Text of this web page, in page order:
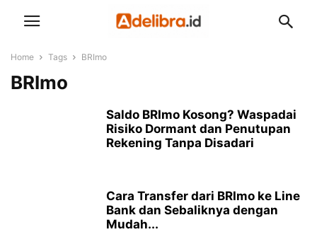
Home Tags BRImo
BRImo
Saldo BRImo Kosong? Waspadai
Risiko Dormant dan Penutupan
Rekening Tanpa Disadari
Cara Transfer dari BRImo ke Line
Bank dan Sebaliknya dengan
Mudah...